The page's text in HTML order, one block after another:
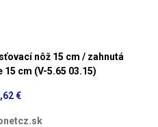
nôž 15 cm / zahnutá
15 cm (V-5.65 03.15)
€